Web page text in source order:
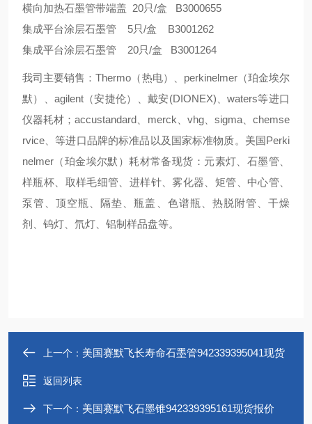
横向加热石墨管带端盖 20只/盒 B3000655
集成平台涂层石墨管 5只/盒 B3001262
集成平台涂层石墨管 20只/盒 B3001264
我司主要销售：Thermo（热电）、perkinelmer（珀金埃尔
默）、agilent（安捷伦）、戴安(DIONEX)、waters等进口
仪器耗材；accustandard、merck、vhg、sigma、chemse
rvice、等进口品牌的标准品以及国家标准物质。美国Perki
nelmer（珀金埃尔默）耗材常备现货：元素灯、石墨管、
样瓶杯、取样毛细管、进样针、雾化器、矩管、中心管、
泵管、顶空瓶、隔垫、瓶盖、色谱瓶、热脱附管、干燥
剂、钨灯、氘灯、铝制样品盘等。
上一个： 美国赛默飞长寿命石墨管942339395041现货
返回列表
下一个： 美国赛默飞石墨锥942339395161现货报价